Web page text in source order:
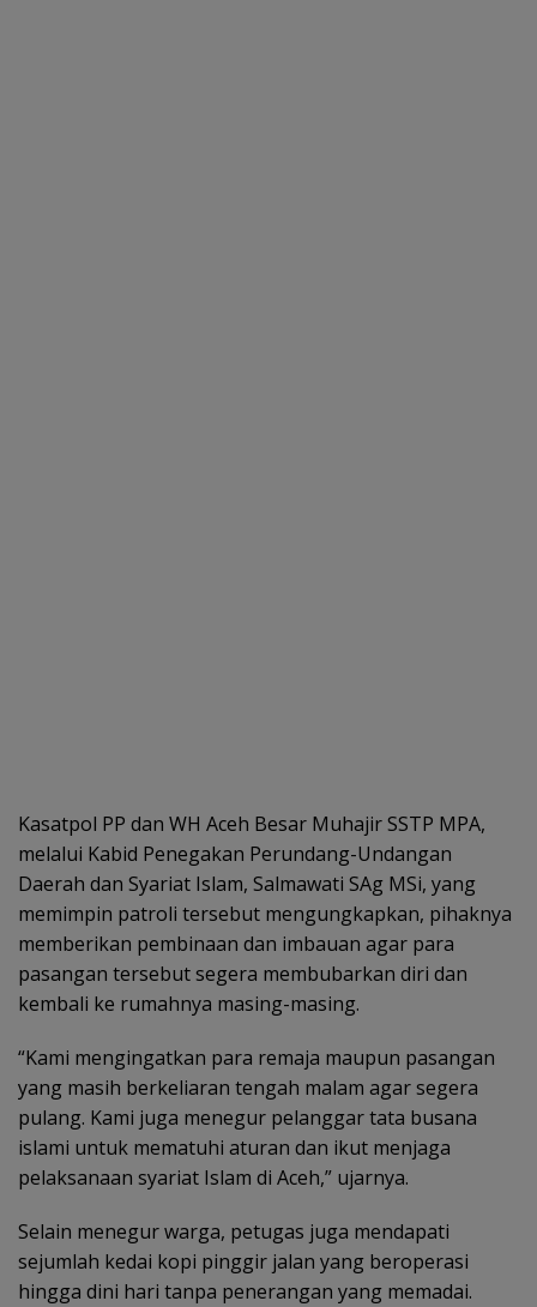
Kasatpol PP dan WH Aceh Besar Muhajir SSTP MPA,
melalui Kabid Penegakan Perundang-Undangan
Daerah dan Syariat Islam, Salmawati SAg MSi, yang
memimpin patroli tersebut mengungkapkan, pihaknya
memberikan pembinaan dan imbauan agar para
pasangan tersebut segera membubarkan diri dan
kembali ke rumahnya masing-masing.
“Kami mengingatkan para remaja maupun pasangan
yang masih berkeliaran tengah malam agar segera
pulang. Kami juga menegur pelanggar tata busana
islami untuk mematuhi aturan dan ikut menjaga
pelaksanaan syariat Islam di Aceh,” ujarnya.
Selain menegur warga, petugas juga mendapati
sejumlah kedai kopi pinggir jalan yang beroperasi
hingga dini hari tanpa penerangan yang memadai.